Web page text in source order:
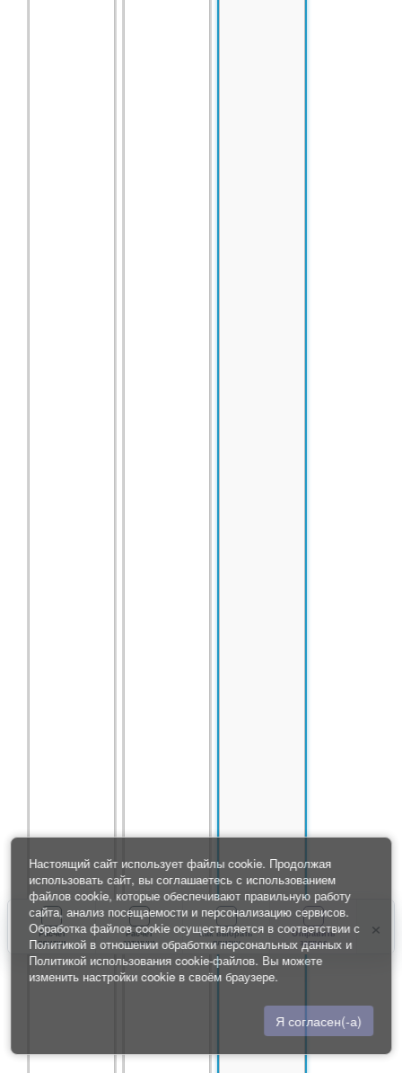
Расчет
плитки
Расчет
затирки
Как выбрать
плитку
Отправить
запрос
×
Настоящий сайт использует файлы cookie. Продолжая
использовать сайт, вы соглашаетесь с использованием
файлов cookie, которые обеспечивают правильную работу
сайта, анализ посещаемости и персонализацию сервисов.
Обработка файлов cookie осуществляется в соответствии с
Политикой в отношении обработки персональных данных и
Политикой использования cookie-файлов. Вы можете
изменить настройки cookie в своём браузере.
Я согласен(-а)